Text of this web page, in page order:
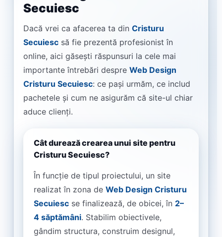
Secuiesc
Dacă vrei ca afacerea ta din Cristuru
Secuiesc să fie prezentă profesionist în
online, aici găsești răspunsuri la cele mai
importante întrebări despre Web Design
Cristuru Secuiesc: ce pași urmăm, ce includ
pachetele și cum ne asigurăm că site-ul chiar
aduce clienți.
Cât durează crearea unui site pentru
Cristuru Secuiesc?
În funcție de tipul proiectului, un site
realizat în zona de Web Design Cristuru
Secuiesc se finalizează, de obicei, în 2–
4 săptămâni. Stabilim obiectivele,
gândim structura, construim designul,